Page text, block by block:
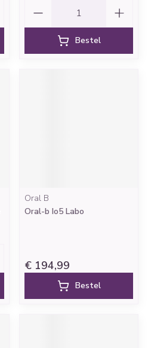
Bestel
Oral B
Oral-b Io5 Labo
€ 194,99
Bestel